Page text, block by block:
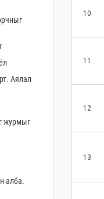
Аялал
журмыг
алба.
10
11
12
13